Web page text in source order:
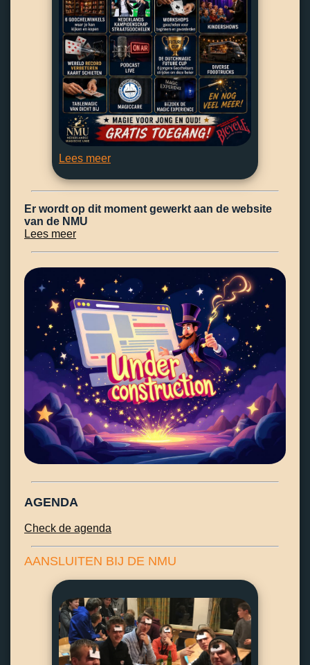
Lees meer
Er wordt op dit moment gewerkt aan de website
van de NMU
Lees meer
AGENDA
Check de agenda
AANSLUITEN BIJ DE NMU